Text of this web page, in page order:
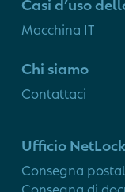
Macchina IT
Chi siamo
Contattaci
Ufficio
Consegna